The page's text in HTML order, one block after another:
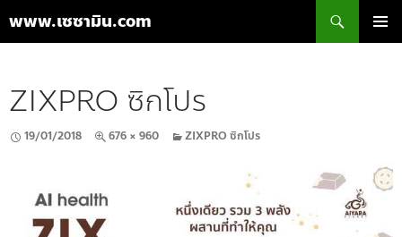
www.เซซามิน.com
เนื้อหา
ZIXPRO ซิกโปร
19/01/2018 676 × 960 ZIXPRO ซิกโปร